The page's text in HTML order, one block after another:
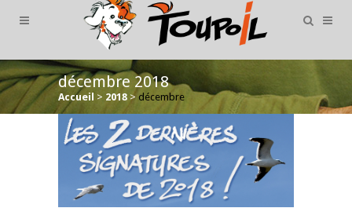
décembre 2018
Accueil > 2018 > décembre